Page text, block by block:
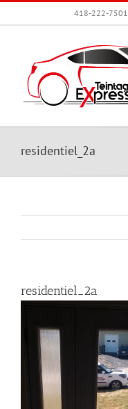
Passer
418-222-7501
residentiel_2a
residentiel_2a